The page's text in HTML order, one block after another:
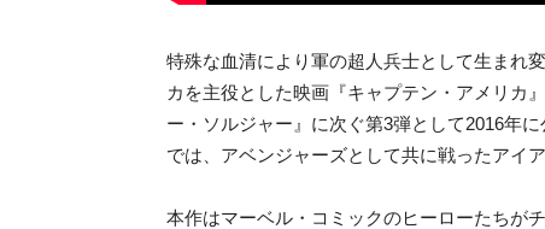
特殊な血清により軍の超人兵士として生まれ
カを主役とした映画『キャプテン・アメリカ
ー・ソルジャー』に次ぐ第3弾として2016年
では、アベンジャーズとして共に戦ったアイ
本作はマーベル・コミックのヒーローたちが